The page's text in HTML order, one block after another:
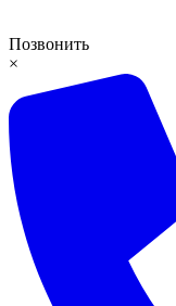
Позвонить
×